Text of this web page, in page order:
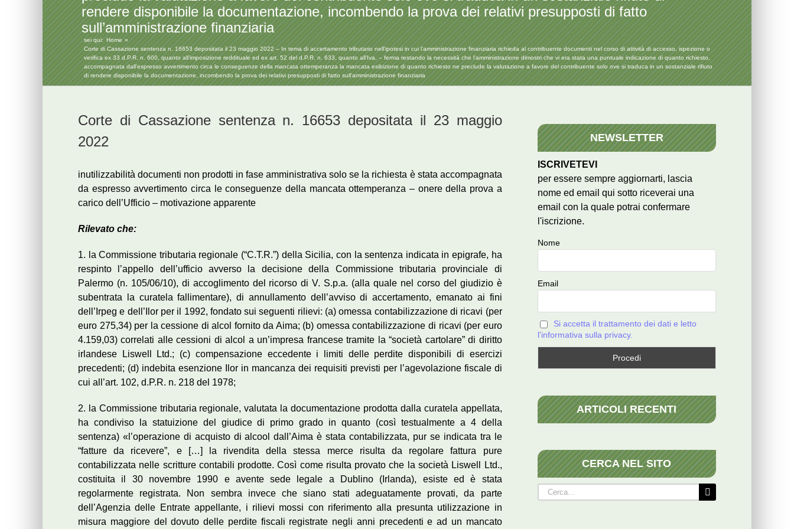
rendere disponibile la documentazione, incombendo la prova dei relativi presupposti di fatto
sull’amministrazione finanziaria
sei qui: Home
Corte di Cassazione sentenza n. 16653 depositata il 23 maggio 2022 – In tema di accertamento tributario nell’ipotesi in cui l’amministrazione finanziaria richieda al contribuente documenti nel corso di attività di accesso, ispezione o
verifica ex 33 d.P.R. n. 600, quanto all’imposizione reddituale ed ex art. 52 del d.P.R. n. 633, quanto all’Iva, – ferma restando la necessità che l’amministrazione dimostri che vi era stata una puntuale indicazione di quanto richiesto,
accompagnata dall’espresso avvertimento circa le conseguenze della mancata ottemperanza la mancata esibizione di quanto richiesto ne preclude la valutazione a favore del contribuente solo ove si traduca in un sostanziale rifiuto
di rendere disponibile la documentazione, incombendo la prova dei relativi presupposti di fatto sull’amministrazione finanziaria
Corte di Cassazione sentenza n. 16653 depositata il 23 maggio
2022
inutilizzabilità documenti non prodotti in fase amministrativa solo se la richiesta è stata accompagnata
da espresso avvertimento circa le conseguenze della mancata ottemperanza – onere della prova a
carico dell’Ufficio – motivazione apparente
Rilevato che:
1. la Commissione tributaria regionale (“C.T.R.”) della Sicilia, con la sentenza indicata in epigrafe, ha
respinto l’appello dell’ufficio avverso la decisione della Commissione tributaria provinciale di
Palermo (n. 105/06/10), di accoglimento del ricorso di V. S.p.a. (alla quale nel corso del giudizio è
subentrata la curatela fallimentare), di annullamento dell’avviso di accertamento, emanato ai fini
dell’Irpeg e dell’Ilor per il 1992, fondato sui seguenti rilievi: (a) omessa contabilizzazione di ricavi (per
euro 275,34) per la cessione di alcol fornito da Aima; (b) omessa contabilizzazione di ricavi (per euro
4.159,03) correlati alle cessioni di alcol a un’impresa francese tramite la “società cartolare” di diritto
irlandese Liswell Ltd.; (c) compensazione eccedente i limiti delle perdite disponibili di esercizi
precedenti; (d) indebita esenzione Ilor in mancanza dei requisiti previsti per l’agevolazione fiscale di
cui all’art. 102, d.P.R. n. 218 del 1978;
2. la Commissione tributaria regionale, valutata la documentazione prodotta dalla curatela appellata,
ha condiviso la statuizione del giudice di primo grado in quanto (così testualmente a 4 della
sentenza) «l’operazione di acquisto di alcool dall’Aima è stata contabilizzata, pur se indicata tra le
“fatture da ricevere”, e […] la rivendita della stessa merce risulta da regolare fattura pure
contabilizzata nelle scritture contabili prodotte. Così come risulta provato che la società Liswell Ltd.,
costituita il 30 novembre 1990 e avente sede legale a Dublino (Irlanda), esiste ed è stata
regolarmente registrata. Non sembra invece che siano stati adeguatamente provati, da parte
dell’Agenzia delle Entrate appellante, i rilievi mossi con riferimento alla presunta utilizzazione in
misura maggiore del dovuto delle perdite fiscali registrate negli anni precedenti e ad un mancato
NEWSLETTER
ISCRIVETEVI
per essere sempre aggiornarti, lascia
nome ed email qui sotto riceverai una
email con la quale potrai confermare
l'iscrizione.
Nome
Email
Si accetta il trattamento dei dati e letto
l'informativa sulla privacy.
ARTICOLI RECENTI
CERCA NEL SITO
Cerca
per: